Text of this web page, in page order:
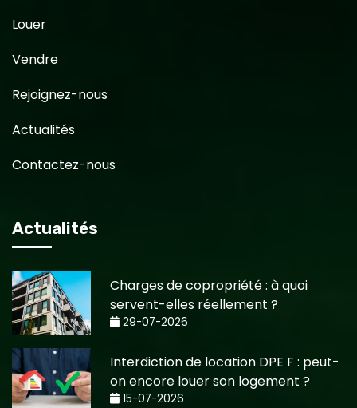
Louer
Vendre
Rejoignez-nous
Actualités
Contactez-nous
Actualités
Charges de copropriété : à quoi
servent-elles réellement ?
29-07-2026
Interdiction de location DPE F : peut-
on encore louer son logement ?
15-07-2026